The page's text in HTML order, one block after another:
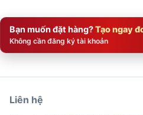
Bạn muốn đặt hàng?Tạo ngay
Không cần đăng ký tài khoản
Liên hệ